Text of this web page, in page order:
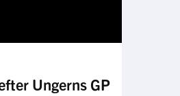
Ungerns GP